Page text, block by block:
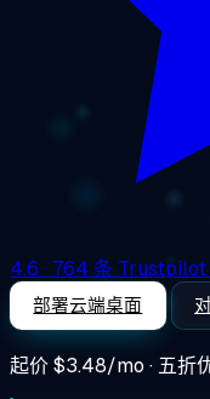
4.6 · 764 条
部署云端桌面
起价$3.48/mo · 五折